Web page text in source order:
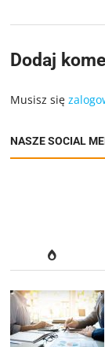
Dodaj
Musisz się
NASZE SOCIAL